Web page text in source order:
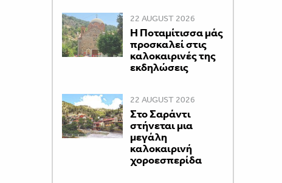
22 AUGUST 2026
Η Ποταμίτισσα μάς
προσκαλεί στις
καλοκαιρινές της
εκδηλώσεις
22 AUGUST 2026
Στο Σαράντι
στήνεται μια
μεγάλη
καλοκαιρινή
χοροεσπερίδα